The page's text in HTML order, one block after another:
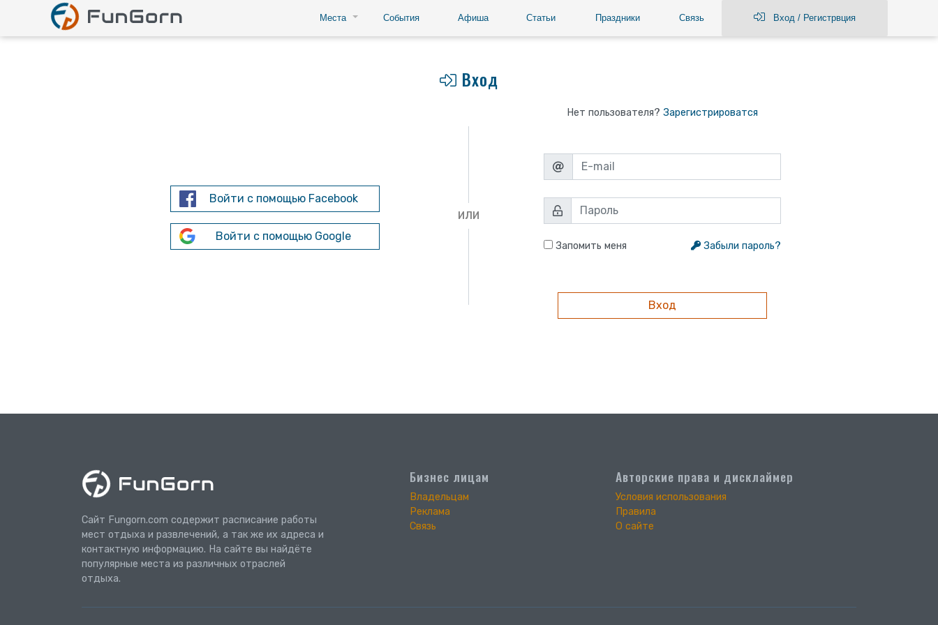
Места События Афиша Статьи Праздники Связь Вход / Регистрвция
Вход
Войти с помощью Facebook
Войти с помощью Google
ИЛИ
Нет пользователя?Зарегистрироватся
Запомить меня Забыли пароль?
Сайт Fungorn.com содержит расписание работы
мест отдыха и развлечений, а так же их адреса и
контактную информацию. На сайте вы найдёте
популярные места из различных отраслей
отдыха.
Бизнес лицам
Владельцам
Реклама
Связь
Авторские права и дисклаймер
Условия использования
Правила
О сайте